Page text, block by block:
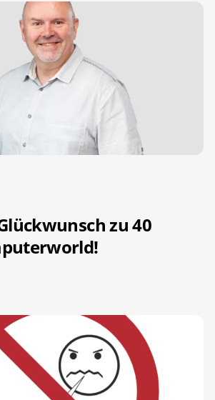
zu 40